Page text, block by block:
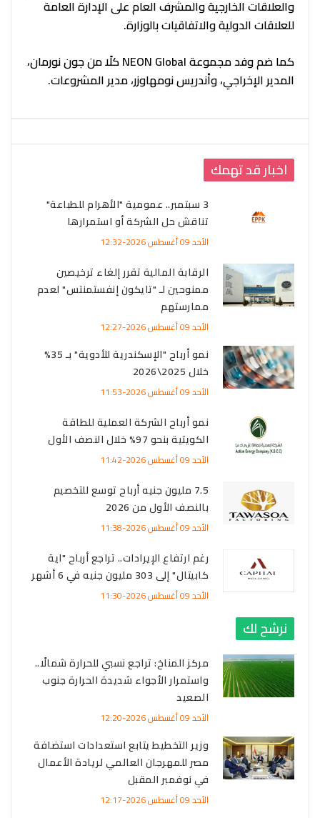
والعلاقات الخارجية والمشرف العام على الإدارة العامة
للعلاقات الدولية والاتفاقيات بالوزارة.
كما ضم وفد مجموعة NEON Global كلًا من جون نورمان،
المدير الإخراجي، وأندريس نومهاوزر، مدير المشروعات.
اخبار قد تهمك
3 سبتمبر.. عمومية "الأهرام للطباعة"
تناقش حل الشركة أو استمرارها
الأحد 09 أغسطس 2026-12:32
الرقابة المالية تقرر إلغاء ترخيصين
ممنوحين لـ "تايكون إنفستمنتس" لعدم
ممارستهم
الأحد 09 أغسطس 2026-12:27
نمو أرباح "الإسكندرية للأدوية" بـ 35%
خلال 2025\2026
الأحد 09 أغسطس 2026-11:53
نمو أرباح الشركة العملية للطاقة
الكويتية بنحو 97% خلال النصف الأول
الأحد 09 أغسطس 2026-11:42
7.5 مليون جنيه أرباح توسع للتخصيم
بالنصف الأول من 2026
الأحد 09 أغسطس 2026-11:38
رغم ارتفاع الإيرادات.. تراجع أرباح "اية
كابيتال" إلى 303 مليون جنيه في 6 أشهر
الأحد 09 أغسطس 2026-11:30
نرشح لك
مركز المناخ: تراجع نسبي للحرارة شمالًا..
واستمرار الأجواء شديدة الحرارة جنوب
الصعيد
الأحد 09 أغسطس 2026-12:20
وزير التخطيط يتابع استعدادات استضافة
مصر للمهرجان العالمي لريادة الأعمال
في نوفمبر المقبل
الأحد 09 أغسطس 2026-12:17